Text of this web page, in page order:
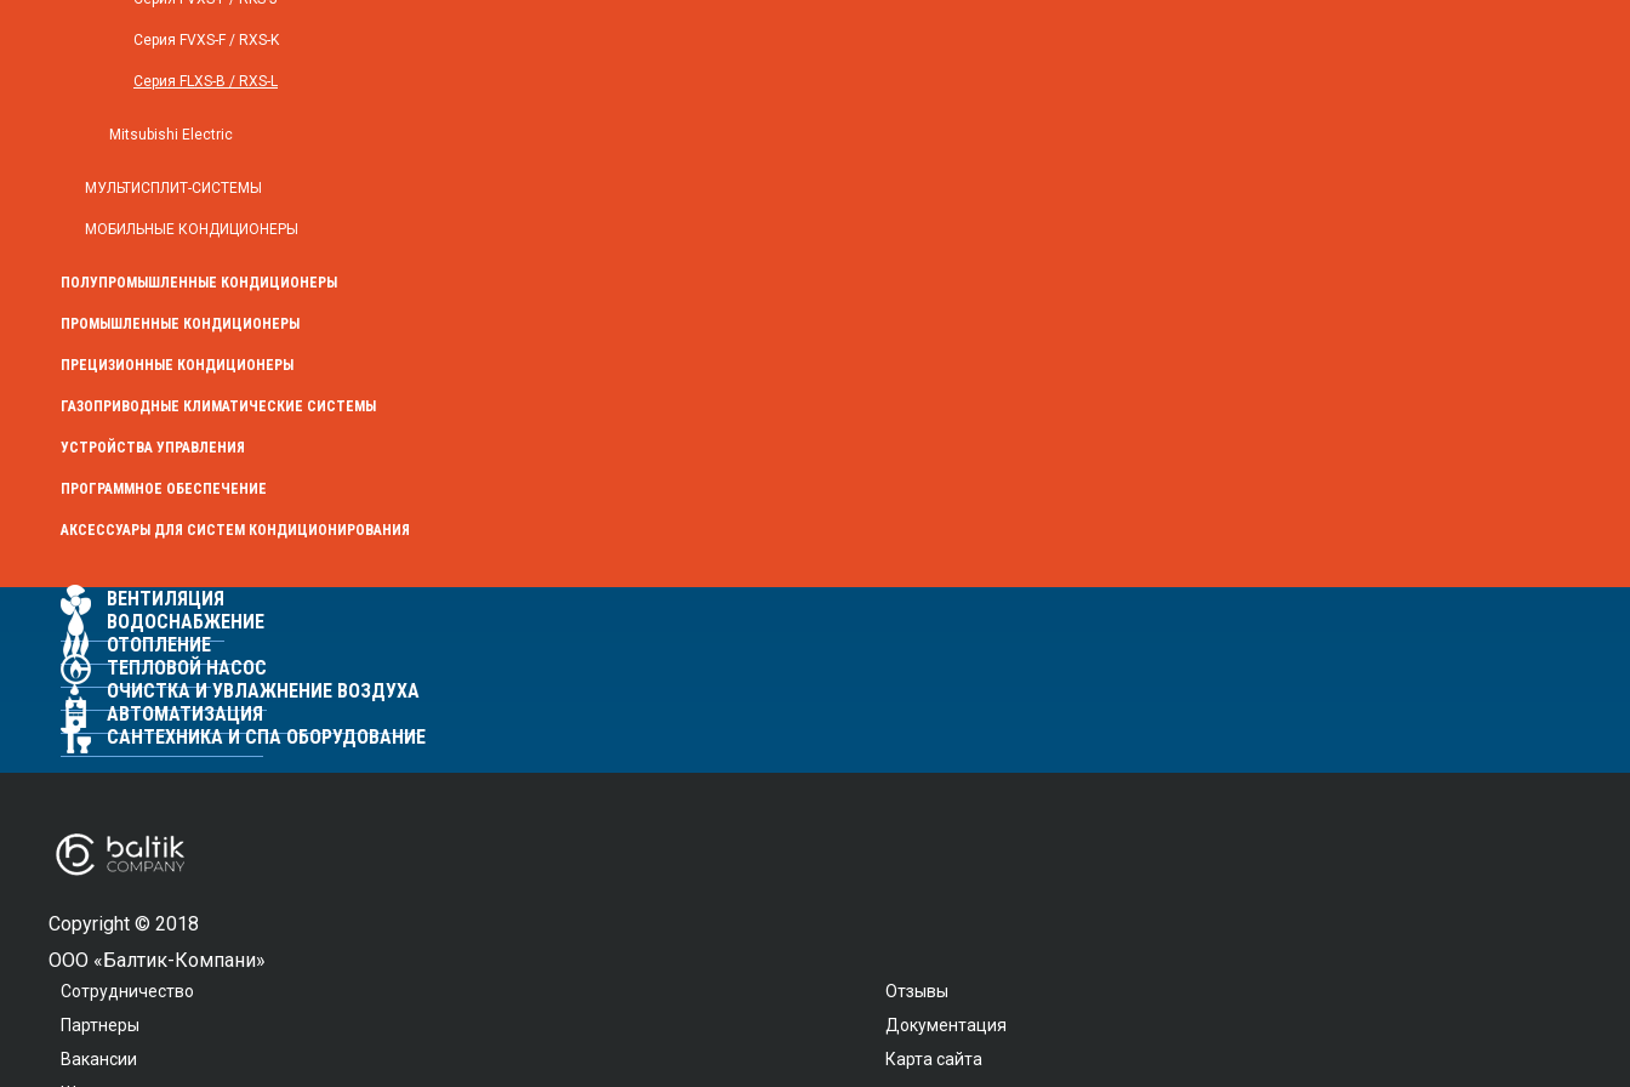
Серия FVXS-F / RXS-K
Серия FLXS-B / RXS-L
Mitsubishi Electric
МУЛЬТИСПЛИТ-СИСТЕМЫ
МОБИЛЬНЫЕ КОНДИЦИОНЕРЫ
ПОЛУПРОМЫШЛЕННЫЕ КОНДИЦИОНЕРЫ
ПРОМЫШЛЕННЫЕ КОНДИЦИОНЕРЫ
ПРЕЦИЗИОННЫЕ КОНДИЦИОНЕРЫ
ГАЗОПРИВОДНЫЕ КЛИМАТИЧЕСКИЕ СИСТЕМЫ
УСТРОЙСТВА УПРАВЛЕНИЯ
ПРОГРАММНОЕ ОБЕСПЕЧЕНИЕ
АКСЕССУАРЫ ДЛЯ СИСТЕМ КОНДИЦИОНИРОВАНИЯ
ВЕНТИЛЯЦИЯ
ВОДОСНАБЖЕНИЕ
ОТОПЛЕНИЕ
ТЕПЛОВОЙ НАСОС
ОЧИСТКА И УВЛАЖНЕНИЕ ВОЗДУХА
АВТОМАТИЗАЦИЯ
САНТЕХНИКА И СПА ОБОРУДОВАНИЕ
Copyright © 2018
ООО «Балтик-Компани»
Сотрудничество
Партнеры
Вакансии
Отзывы
Документация
Карта сайта